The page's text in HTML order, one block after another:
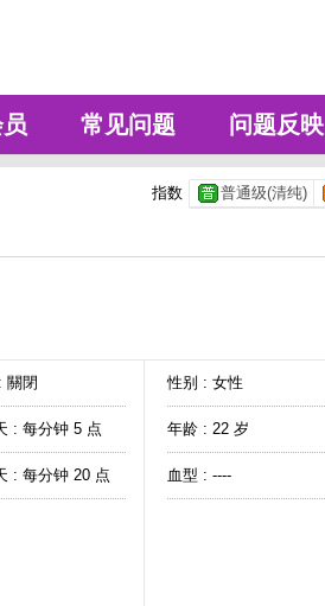
常见问题 问题反映
指数 普通级(清纯)
關閉
: 每分钟 5 点
: 每分钟 20 点
性别 : 女性
年龄 : 22 岁
血型 : ----